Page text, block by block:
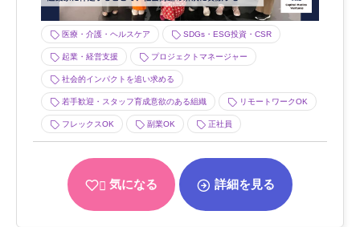
医療・介護・ヘルスケア SDGs・ESG投資・CSR
起業・経営支援 プロジェクトマネージャー
社会的インパクトを追い求める
若手歓迎・スタッフ育成意欲のある組織 リモートワークOK
フレックスOK 副業OK 正社員
気になる 詳細を見る